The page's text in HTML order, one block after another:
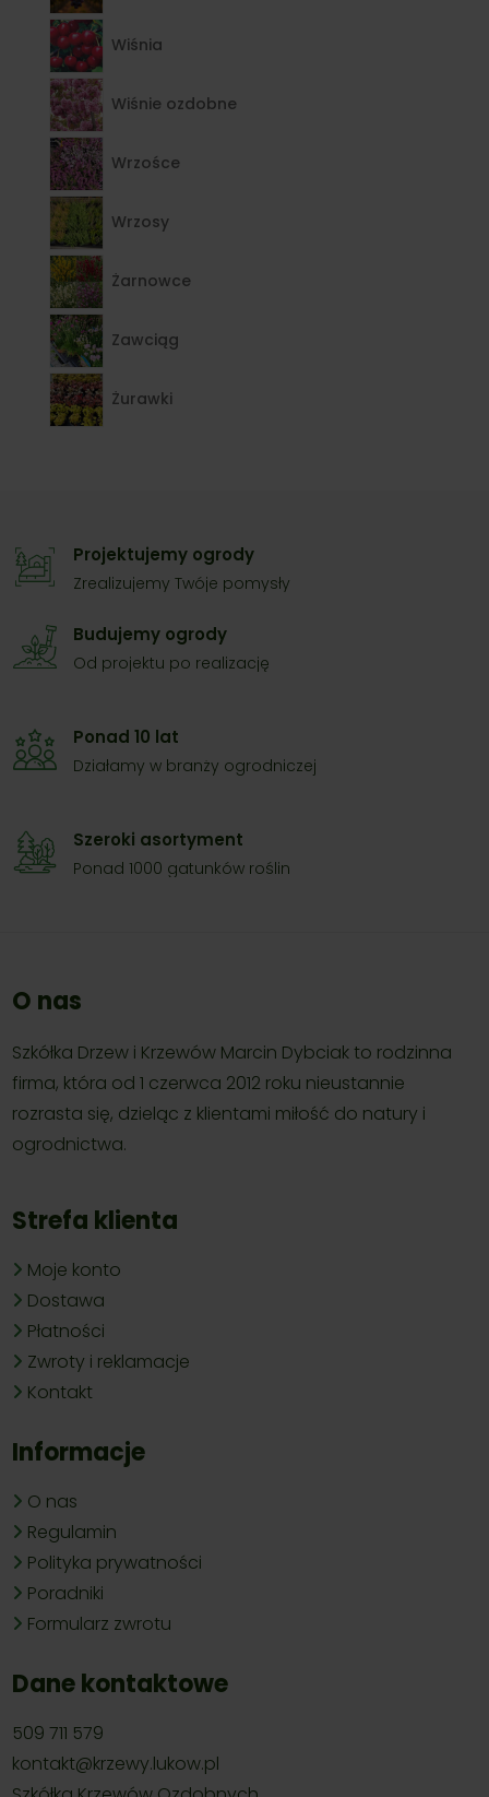
Wiśnia
Wiśnie ozdobne
Wrzośce
Wrzosy
Żarnowce
Zawciąg
Żurawki
Projektujemy ogrody
Zrealizujemy Twóje pomysły
Budujemy ogrody
Od projektu po realizację
Ponad 10 lat
Działamy w branży ogrodniczej
Szeroki asortyment
Ponad 1000 gatunków roślin
O nas
Szkółka Drzew i Krzewów Marcin Dybciak to rodzinna
firma, która od 1 czerwca 2012 roku nieustannie
rozrasta się, dzieląc z klientami miłość do natury i
ogrodnictwa.
Strefa klienta
Moje konto
Dostawa
Płatności
Zwroty i reklamacje
Kontakt
Informacje
O nas
Regulamin
Polityka prywatności
Poradniki
Formularz zwrotu
Dane kontaktowe
509 711 579
kontakt@krzewy.lukow.pl